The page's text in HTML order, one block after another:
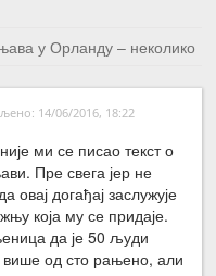
у Орланду – неколико
Следећа вест →
14/06/2016, 18:22
ми се писао текст о
Пре свега јер не
овај догађај заслужује
која му се придаје.
да је 50 људи
више од сто рањено, али